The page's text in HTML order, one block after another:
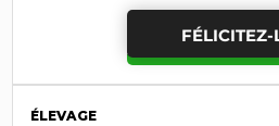
FÉLICITEZ-
ÉLEVAGE